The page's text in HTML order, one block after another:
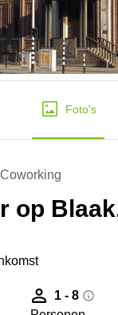
Foto's
Coworking
op
1 - 8